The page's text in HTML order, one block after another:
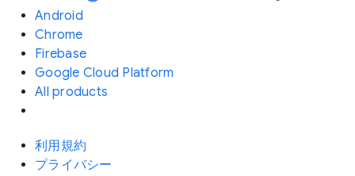
Android
Chrome
Firebase
Google Cloud Platform
All products
利用規約
プライバシー